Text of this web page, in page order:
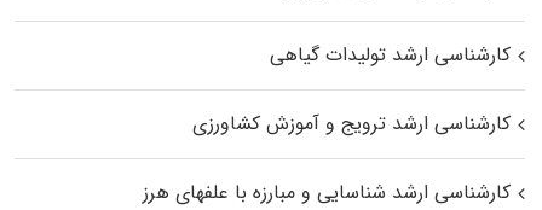
کارشناسی ارشد تولیدات گیاهی
کارشناسی ارشد ترویج و آموزش کشاورزی
کارشناسی ارشد شناسایی و مبارزه با علفهای هرز